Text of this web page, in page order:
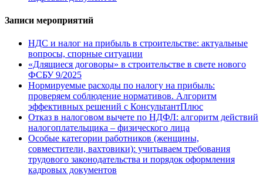
Записи мероприятий
НДС и налог на прибыль в строительстве: актуальные
вопросы, спорные ситуации
«Длящиеся договоры» в строительстве в свете нового
ФСБУ 9/2025
Нормируемые расходы по налогу на прибыль:
проверяем соблюдение нормативов. Алгоритм
эффективных решений с КонсультантПлюс
Отказ в налоговом вычете по НДФЛ: алгоритм действий
налогоплательщика – физического лица
Особые категории работников (женщины,
совместители, вахтовики): учитываем требования
трудового законодательства и порядок оформления
кадровых документов